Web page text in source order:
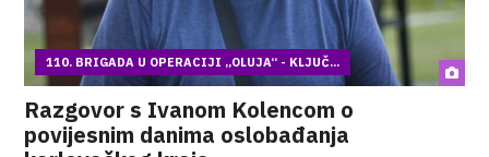
110. BRIGADA U OPERACIJI „OLUJA“ - KLJUČ...
Razgovor s Ivanom Kolencom o
povijesnim danima oslobađanja